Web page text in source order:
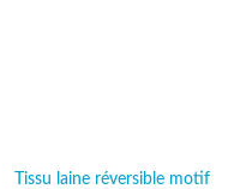
Tissu laine réversible motif